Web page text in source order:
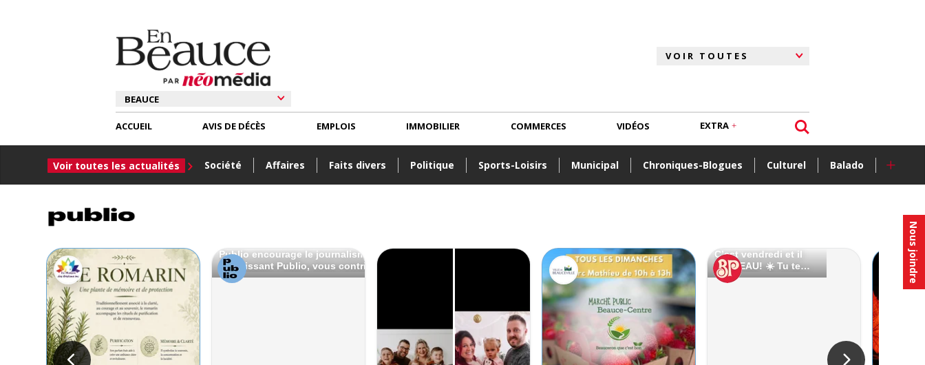
Nous joindre
ACCUEIL
Voir toutes les actualités Société Affaires Faits divers Politique Sports-Loisirs Municipal Chroniques-Blogues Culturel Balado +
AVIS DE DÉCÈS EMPLOIS IMMOBILIER COMMERCES VIDÉOS EXTRA